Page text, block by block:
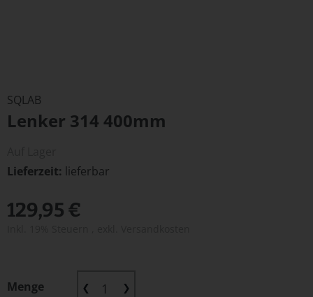
der
Bildergalerie
SQLAB
Lenker 314 400mm
Lieferzeit lieferbar
129,95 €
Menge